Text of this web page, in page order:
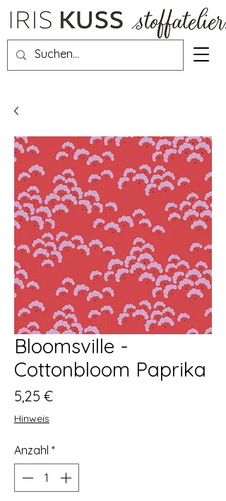
Bloomsville -
Cottonbloom Paprika
5,25 €Preis
Hinweis
Anzahl *